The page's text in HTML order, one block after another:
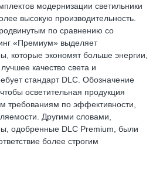
модернизации светильники
высокую производительность.
по сравнению со
«Премиум» выделяет
которые экономят больше энергии,
качество света и
стандарт DLC. Обозначение
осветительная продукция
требованиям по эффективности,
Другими словами,
одобренные DLC Premium, были
более строгим